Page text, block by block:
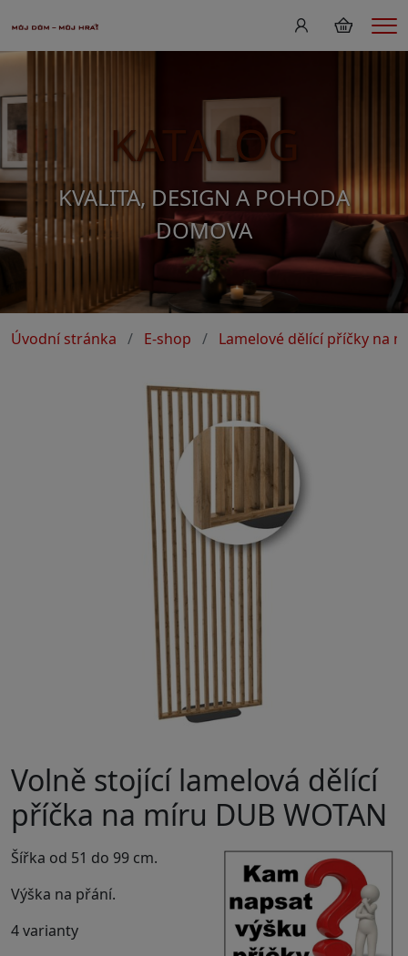
KATALOG
KVALITA, DESIGN A POHODA
DOMOVA
Úvodní stránka E-shop Lamelové dělící příčky na
Volně stojící lamelová dělící
příčka na míru DUB WOTAN
Šířka od 51 do 99 cm.
Výška na přání.
4 varianty